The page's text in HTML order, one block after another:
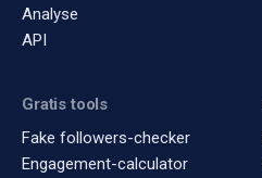
Analyse
API
Gratis tools
Fake followers-checker
Engagement-calculator